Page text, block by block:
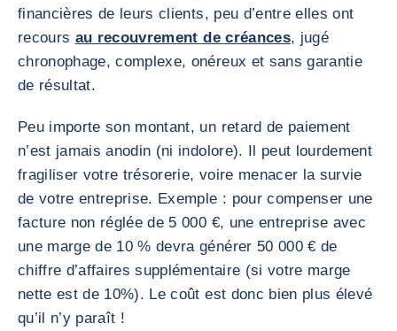
financières de leurs clients, peu d’entre elles ont
recours au recouvrement de créances, jugé
chronophage, complexe, onéreux et sans garantie
de résultat.
Peu importe son montant, un retard de paiement
n’est jamais anodin (ni indolore). Il peut lourdement
fragiliser votre trésorerie, voire menacer la survie
de votre entreprise. Exemple : pour compenser une
facture non réglée de 5 000 €, une entreprise avec
une marge de 10 % devra générer 50 000 € de
chiffre d’affaires supplémentaire (si votre marge
nette est de 10%). Le coût est donc bien plus élevé
qu’il n’y paraît !